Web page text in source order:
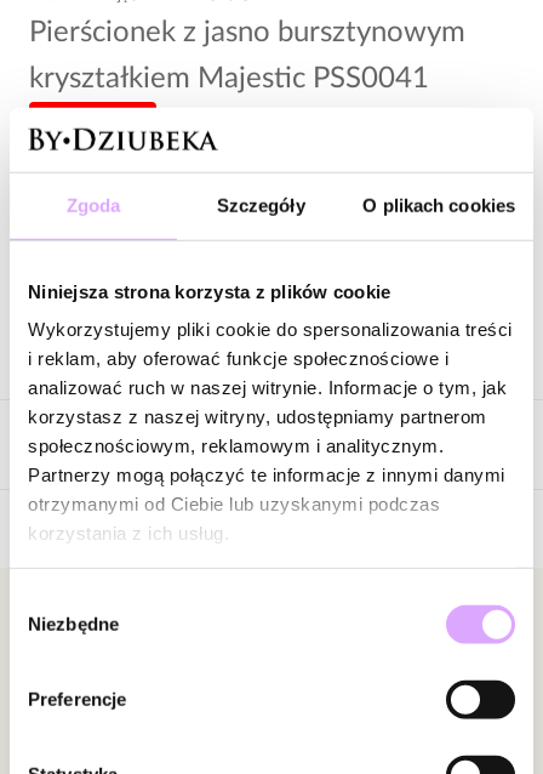
Zgoda Szczegóły O plikach cookies
Niniejsza strona korzysta z plików cookie
Wykorzystujemy pliki cookie do spersonalizowania treści
i reklam, aby oferować funkcje społecznościowe i
analizować ruch w naszej witrynie. Informacje o tym, jak
korzystasz z naszej witryny, udostępniamy partnerom
społecznościowym, reklamowym i analitycznym.
Partnerzy mogą połączyć te informacje z innymi danymi
otrzymanymi od Ciebie lub uzyskanymi podczas
korzystania z ich usług.
zgody
Niezbędne
Preferencje
Pierścionek z jasno bursztynowym
kryształkiem Majestic PSS0041
79,00 zł
Wysyłka do 3 dni roboczych
Opis produktu
Surowiec: mosiądz.
Kolor surowca: złoty.
Kolor szkła: jasny bursztynowy z różowym połyskiem.
Wielkość kryształu: 1,40 cm x 1,70 cm.
Rozmiar pierścionka: 12 z możliwością regulacji ( można
Zobacz inne produkty z kolekcji Shining Summer
Opinie
Bądź pierwszą osobą, która podzieli się opinią o tym
Powiadomienie
Newsletter